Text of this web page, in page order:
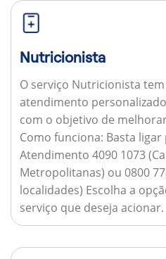
Nutricionista
O serviço Nutricionista
atendimento
com o objetivo de
Como funciona: Basta ligar
Atendimento 4090 1073
Metropolitanas) ou 0800
localidades) Escolha a
serviço que deseja acionar.